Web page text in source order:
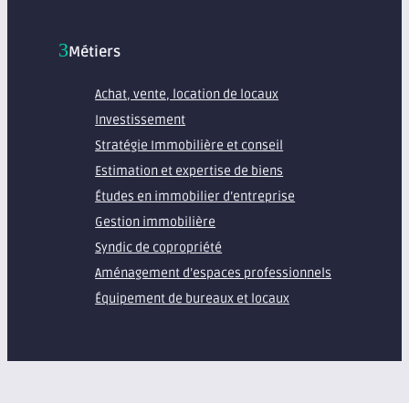
Métiers
Achat, vente, location de locaux
Investissement
Stratégie Immobilière et conseil
Estimation et expertise de biens
Études en immobilier d’entreprise
Gestion immobilière
Syndic de copropriété
Aménagement d’espaces professionnels
Équipement de bureaux et locaux